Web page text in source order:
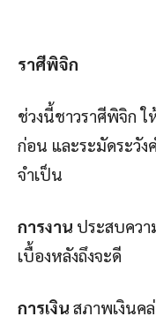
ราศีพิจิก
ช่วงนี้ชาวราศีพิจิก
ก่อน และระมัดระวั
จำเป็น
การงาน ประสบควา
เบื้องหลังถึงจะดี
การเงิน สภาพเงินค